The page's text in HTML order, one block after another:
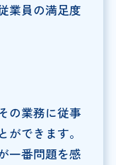
業員の満足度
の業務に従事
できます。
一番問題を感